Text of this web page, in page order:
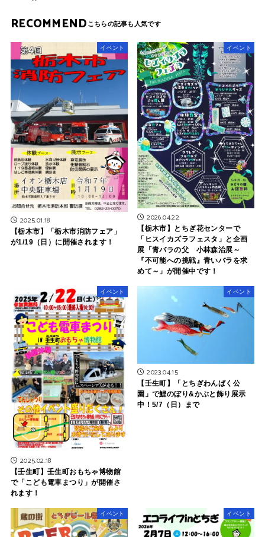
RECOMMEND
イベント
2025.01.18
【栃木市】「栃木市消防フェア」
が1/19（日）に開催されます！
イベント
2026.04.22
【栃木市】とちぎ花センターで
「ヒスイカズラフェスタ」と企画
展「青バラの父 小林森治展～
『不可能への挑戦』青いバラを求
めて～」が開催中です！
イベント
2025.02.18
【壬生町】壬生町おもちゃ博物館
で「こども電車まつり」が開催さ
れます！
イベント
2023.04.15
【壬生町】「とちぎわんぱく公
園」で鯉のぼり&かぶと飾り展示
中！5/7（日）まで
イベント イベント